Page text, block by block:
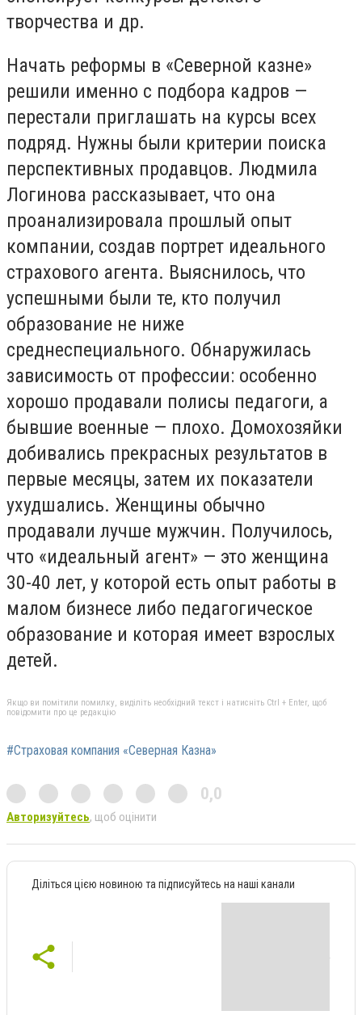
творчества и др.
Начать реформы в «Северной казне»
решили именно с подбора кадров —
перестали приглашать на курсы всех
подряд. Нужны были критерии поиска
перспективных продавцов. Людмила
Логинова рассказывает, что она
проанализировала прошлый опыт
компании, создав портрет идеального
страхового агента. Выяснилось, что
успешными были те, кто получил
образование не ниже
среднеспециального. Обнаружилась
зависимость от профессии: особенно
хорошо продавали полисы педагоги, а
бывшие военные — плохо. Домохозяйки
добивались прекрасных результатов в
первые месяцы, затем их показатели
ухудшались. Женщины обычно
продавали лучше мужчин. Получилось,
что «идеальный агент» — это женщина
30-40 лет, у которой есть опыт работы в
малом бизнесе либо педагогическое
образование и которая имеет взрослых
детей.
Якщо ви помітили помилку, виділіть необхідний текст і натисніть Ctrl + Enter, щоб
повідомити про це редакцію
#Страховая компания «Северная Казна»
0,0
Авторизуйтесь, щоб оцінити
Діліться цією новиною та підписуйтесь на наші канали